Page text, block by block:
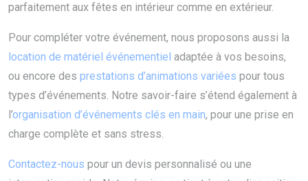
parfaitement aux fêtes en intérieur comme en extérieur.
Pour compléter votre événement, nous proposons aussi la
location de matériel événementiel adaptée à vos besoins,
ou encore des prestations d’animations variées pour tous
types d’événements. Notre savoir-faire s’étend également à
l’organisation d’événements clés en main, pour une prise en
charge complète et sans stress.
Contactez-nous pour un devis personnalisé ou une